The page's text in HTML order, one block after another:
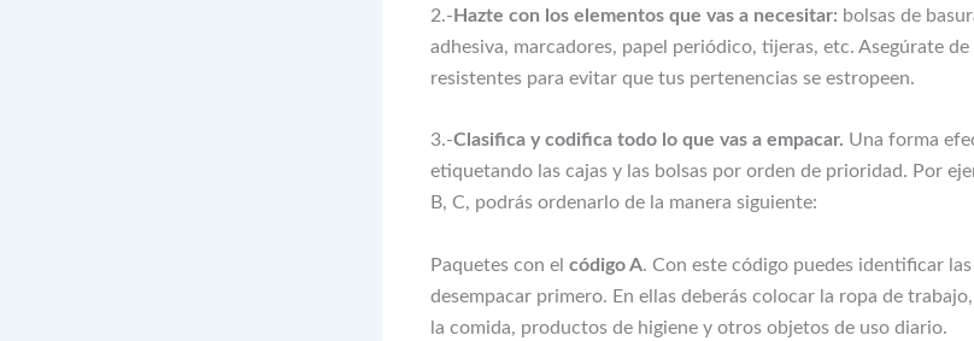
2.- Hazte con los elementos que vas a necesitar: bolsas de
adhesiva, marcadores, papel periódico, tijeras, etc. Asegúrate
resistentes para evitar que tus pertenencias se estropeen.
3.-Clasifica y codifica todo lo que vas a empacar. Una forma
etiquetando las cajas y las bolsas por orden de prioridad. Por
B, C, podrás ordenarlo de la manera siguiente:
Paquetes con el código A. Con este código puedes identificar
desempacar primero. En ellas deberás colocar la ropa de
la comida, productos de higiene y otros objetos de uso diario.